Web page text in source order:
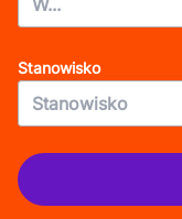
Stanowisko